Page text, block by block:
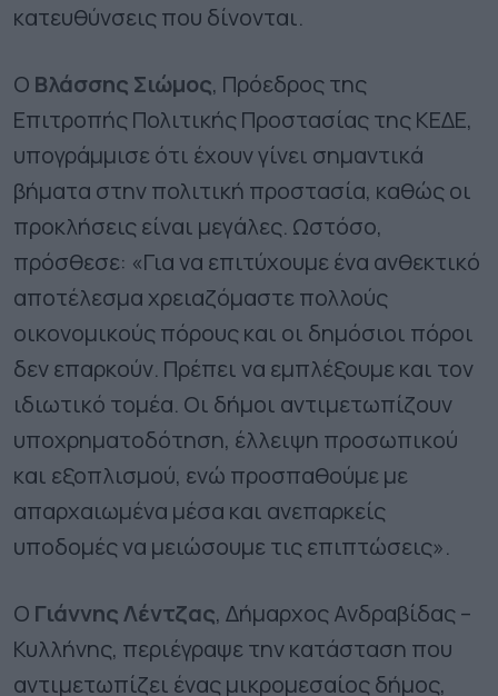
κατευθύνσεις που δίνονται.
Ο Βλάσσης Σιώμος, Πρόεδρος της
Επιτροπής Πολιτικής Προστασίας της ΚΕΔΕ,
υπογράμμισε ότι έχουν γίνει σημαντικά
βήματα στην πολιτική προστασία, καθώς οι
προκλήσεις είναι μεγάλες. Ωστόσο,
πρόσθεσε: «Για να επιτύχουμε ένα ανθεκτικό
αποτέλεσμα χρειαζόμαστε πολλούς
οικονομικούς πόρους και οι δημόσιοι πόροι
δεν επαρκούν. Πρέπει να εμπλέξουμε και τον
ιδιωτικό τομέα. Οι δήμοι αντιμετωπίζουν
υποχρηματοδότηση, έλλειψη προσωπικού
και εξοπλισμού, ενώ προσπαθούμε με
απαρχαιωμένα μέσα και ανεπαρκείς
υποδομές να μειώσουμε τις επιπτώσεις».
Ο Γιάννης Λέντζας, Δήμαρχος Ανδραβίδας –
Κυλλήνης, περιέγραψε την κατάσταση που
αντιμετωπίζει ένας μικρομεσαίος δήμος,